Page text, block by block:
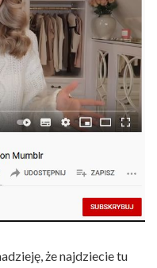
że najdziecie tu